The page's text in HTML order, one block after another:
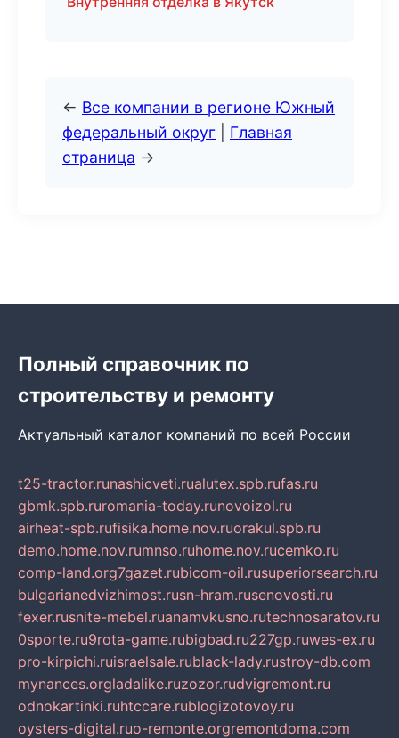
← Все компании в регионе Южный
федеральный округ
Главная
страница →
Полный справочник по
строительству и ремонту
Актуальный каталог компаний по всей России
t25-tractor.runashicveti.rualutex.spb.rufas.ru
gbmk.spb.ruromania-today.runovoizol.ru
airheat-spb.rufisika.home.nov.ruorakul.spb.ru
demo.home.nov.rumnso.ruhome.nov.rucemko.ru
comp-land.org7gazet.rubicom-oil.rusuperiorsearch.ru
bulgarianedvizhimost.rusn-hram.rusenovosti.ru
fexer.rusnite-mebel.ruanamvkusno.rutechnosaratov.ru
0sporte.ru9rota-game.rubigbad.ru227gp.ruwes-ex.ru
pro-kirpichi.ruisraelsale.rublack-lady.rustroy-db.com
mynances.orgladalike.ruzozor.rudvigremont.ru
odnokartinki.ruhtccare.rublogizotovoy.ru
oysters-digital.ruo-remonte.orgremontdoma.com